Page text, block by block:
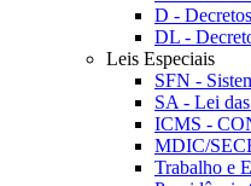
D - Decretos
DL -
Leis Especiais
SFN -
SA - Lei
ICMS -
MDIC/
Trabalho e